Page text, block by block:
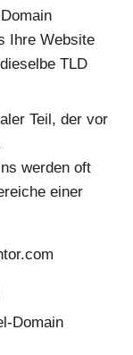
Ihre Website
TLD
Teil, der vor
werden oft
einer
Domain